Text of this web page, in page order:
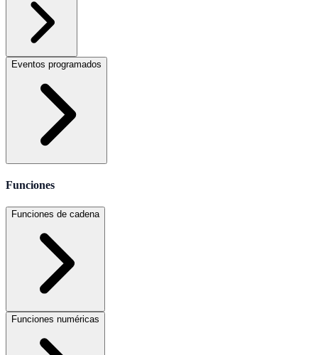
Eventos programados
Funciones
Funciones de cadena
Funciones numéricas